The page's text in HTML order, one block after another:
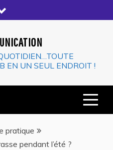
EN UN SEUL ENDROIT !
pratique
pendant l’été ?